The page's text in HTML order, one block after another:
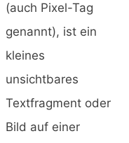
(auch Pixel-Tag
genannt), ist ein
kleines
unsichtbares
Textfragment oder
Bild auf einer